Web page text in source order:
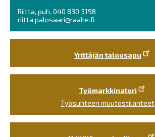
Riitta, puh. 040 830 3198
riitta.palosaari@raahe.fi
Yrittäjän talousapu
Työmarkkinatori
Työsuhteen muutostilanteet